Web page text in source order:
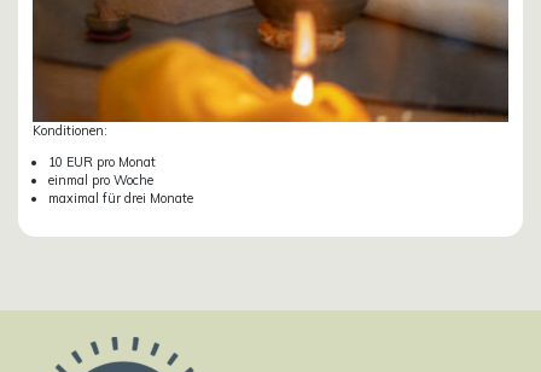
Konditionen:
10 EUR pro Monat
einmal pro Woche
maximal für drei Monate